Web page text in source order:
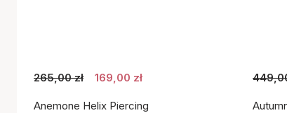
265,00 zł 169,00 zł
Anemone Helix Piercing